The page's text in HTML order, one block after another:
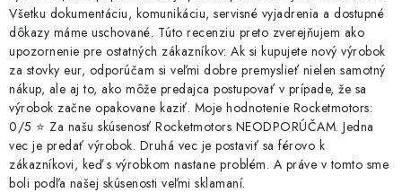
Všetku dokumentáciu, komunikáciu, servisné vyjadrenia a dostupné
dôkazy máme uschované. Túto recenziu preto zverejňujem ako
upozornenie pre ostatných zákazníkov: Ak si kupujete nový výrobok
za stovky eur, odporúčam si veľmi dobre premyslieť nielen samotný
nákup, ale aj to, ako môže predajca postupovať v prípade, že sa
výrobok začne opakovane kaziť. Moje hodnotenie Rocketmotors:
0/5 ⭐ Za našu skúsenosť Rocketmotors NEODPORÚČAM. Jedna
vec je predať výrobok. Druhá vec je postaviť sa férovo k
zákazníkovi, keď s výrobkom nastane problém. A práve v tomto sme
boli podľa našej skúsenosti veľmi sklamaní.